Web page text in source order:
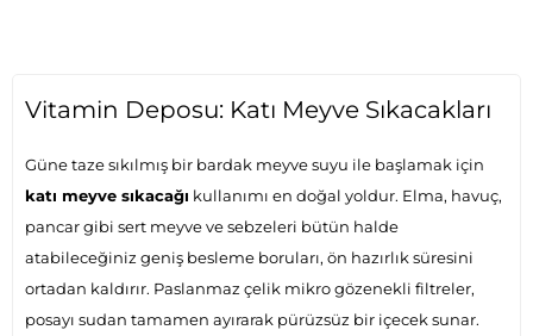
Vitamin Deposu: Katı Meyve Sıkacakları
Güne taze sıkılmış bir bardak meyve suyu ile başlamak için
katı meyve sıkacağı kullanımı en doğal yoldur. Elma, havuç,
pancar gibi sert meyve ve sebzeleri bütün halde
atabileceğiniz geniş besleme boruları, ön hazırlık süresini
ortadan kaldırır. Paslanmaz çelik mikro gözenekli filtreler,
posayı sudan tamamen ayırarak pürüzsüz bir içecek sunar.